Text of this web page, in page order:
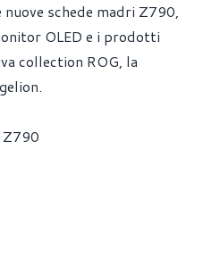
schede madri Z790,
OLED e i prodotti
collection ROG, la
Z790